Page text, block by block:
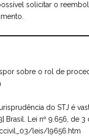
solicitar o
sobre o rol de
do STJ é
Lei nº 9.656, de 3
leis/l9656.htm